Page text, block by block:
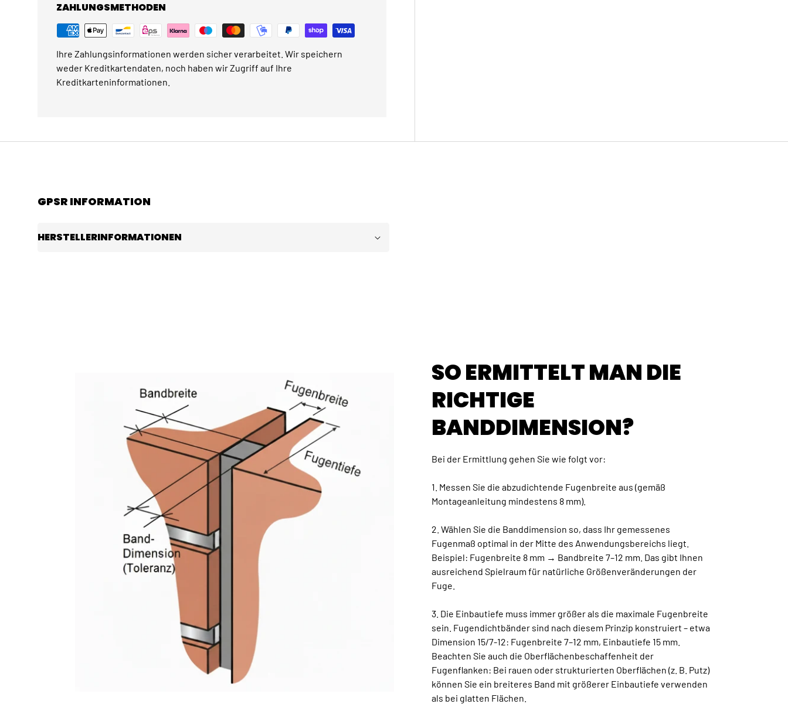
ZAHLUNGSMETHODEN
Ihre Zahlungsinformationen werden sicher verarbeitet. Wir speichern
weder Kreditkartendaten, noch haben wir Zugriff auf Ihre
Kreditkarteninformationen.
GPSR INFORMATION
HERSTELLERINFORMATIONEN
SO ERMITTELT MAN DIE
RICHTIGE
BANDDIMENSION?
Bei der Ermittlung gehen Sie wie folgt vor:
1. Messen Sie die abzudichtende Fugenbreite aus (gemäß
Montageanleitung mindestens 8 mm).
2. Wählen Sie die Banddimension so, dass Ihr gemessenes
Fugenmaß optimal in der Mitte des Anwendungsbereichs liegt.
Beispiel: Fugenbreite 8 mm → Bandbreite 7–12 mm. Das gibt Ihnen
ausreichend Spielraum für natürliche Größenveränderungen der
Fuge.
3. Die Einbautiefe muss immer größer als die maximale Fugenbreite
sein. Fugendichtbänder sind nach diesem Prinzip konstruiert – etwa
Dimension 15/7-12: Fugenbreite 7–12 mm, Einbautiefe 15 mm.
Beachten Sie auch die Oberflächenbeschaffenheit der
Fugenflanken: Bei rauen oder strukturierten Oberflächen (z. B. Putz)
können Sie ein breiteres Band mit größerer Einbautiefe verwenden
als bei glatten Flächen.